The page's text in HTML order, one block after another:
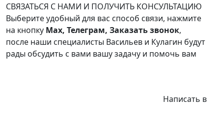
СВЯЗАТЬСЯ С НАМИ И ПОЛУЧИТЬ КОНСУЛЬТАЦИЮ
Выберите удобный для вас способ связи, нажмите
на кнопку Max, Телеграм, Заказать звонок,
после наши специалисты Васильев и Кулагин будут
рады обсудить с вами вашу задачу и помочь вам
Написать в